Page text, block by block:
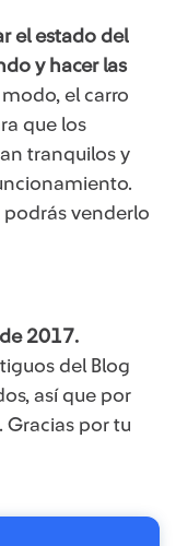
el estado del
y hacer las
modo, el carro
que los
tranquilos y
podrás venderlo
2017.
del Blog
así que por
Gracias por tu